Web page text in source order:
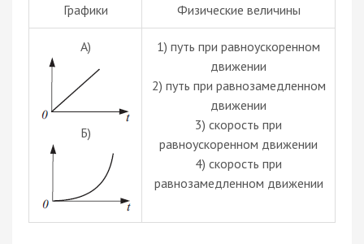
Графики Физические величины
А)
Б)
1) путь при равноускоренном
движении
2) путь при равнозамедленном
движении
3) скорость при
равноускоренном движении
4) скорость при
равнозамедленном движении